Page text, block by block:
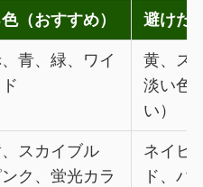
（おすすめ） 避けた
青、緑、ワイ
黄、ス
淡い色
い）
スカイブル
ク、蛍光カラ
ネイビ
ド、バ